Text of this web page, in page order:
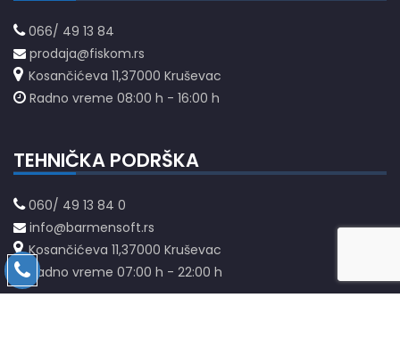
066/ 49 13 84
prodaja@fiskom.rs
Kosančićeva 11,37000 Kruševac
Radno vreme 08:00 h - 16:00 h
TEHNIČKA PODRŠKA
060/ 49 13 84 0
info@barmensoft.rs
Kosančićeva 11,37000 Kruševac
Radno vreme 07:00 h - 22:00 h